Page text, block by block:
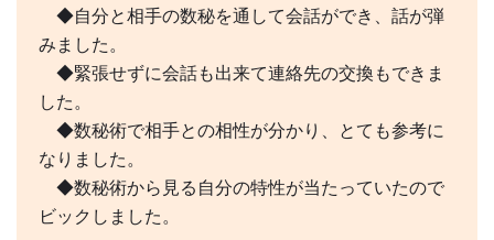
◆自分と相手の数秘を通して会話ができ、話が弾
みました。
◆緊張せずに会話も出来て連絡先の交換もできま
した。
◆数秘術で相手との相性が分かり、とても参考に
なりました。
◆数秘術から見る自分の特性が当たっていたので
ビックしました。